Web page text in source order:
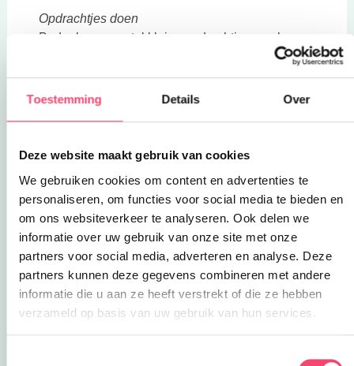
Toestemming Details Over
Deze website maakt gebruik van cookies
We gebruiken cookies om content en advertenties te
personaliseren, om functies voor social media te bieden en
om ons websiteverkeer te analyseren. Ook delen we
informatie over uw gebruik van onze site met onze
partners voor social media, adverteren en analyse. Deze
partners kunnen deze gegevens combineren met andere
informatie die u aan ze heeft verstrekt of die ze hebben
verzameld op basis van uw gebruik van hun services.
Opdrachtjes doen
Bedenk een aantal kleine opdrachtjes, zoals
sinterklaasliedje zingen, een kunstje doen of een
mop vertellen. Schrijf de opdrachtjes op een
papiertje en doe ze in een doos. Om de beurt
uit de zak worden gepakt!
Tip 8: Geven
Maak hier een mooie traditie van; elk kind stopt
de komende week wat speelgoed in de zak
waarmee niet meer gespeeld wordt. Dit gaat naar
de kringloopwinkel, een ander kind of een ander
goed doel.